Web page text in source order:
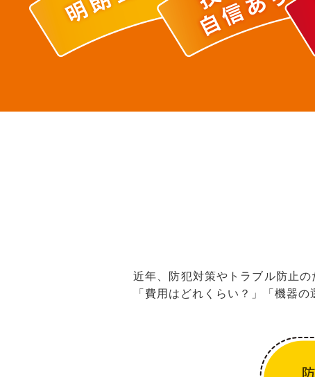
近年、防犯対策やトラブル防止
「費用はどれくらい？」「機器